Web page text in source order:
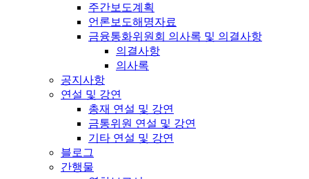
주간보도계획
언론보도해명자료
금융통화위원회 의사록 및 의결사항
의결사항
의사록
공지사항
연설 및 강연
총재 연설 및 강연
금통위원 연설 및 강연
기타 연설 및 강연
블로그
간행물